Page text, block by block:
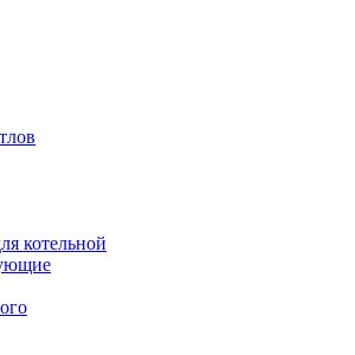
котельной